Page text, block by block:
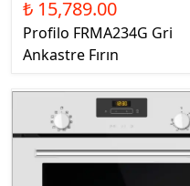
₺ 15,789.00
Profilo FRMA234G Gri
Ankastre Fırın